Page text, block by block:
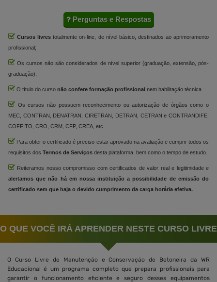
Perguntas e Respostas
Cursos livres totalmente on-line, de nível básico, destinados ao aprimoramento
profissional;
Os cursos não são considerados de nível superior (graduação, extensão, pós-
graduação);
O título do curso não confere formação profissional nem habilitação técnica.
Os cursos não possuem reconhecimento ou autorização de órgãos como o
MEC, CONTRAN, DENATRAN, CIRETRAN, DETRAN, CETRAN e CONTRANDIFE,
COFFITO, CRO, CRM, CFP, CREA, etc.
Para obter o certificado é preciso estar aprovado na avaliação e cumprir todos os
requisitos dos Termos de Serviços desta plataforma, bem como o tempo de estudo.
Reiteramos nosso compromisso com certificados de valor real e legitimidade e
alertamos que não há em nossa instituição a possibilidade de emissão do
certificado sem que haja o devido cumprimento da carga horária efetiva.
O QUE VOCÊ IRÁ APRENDER NESTE CURSO LIVRE
O Curso Livre de Manutenção e Conservação de Betoneira da WR
Educacional é um programa completo que prepara profissionais para
garantir o funcionamento eficiente e seguro desses equipamentos